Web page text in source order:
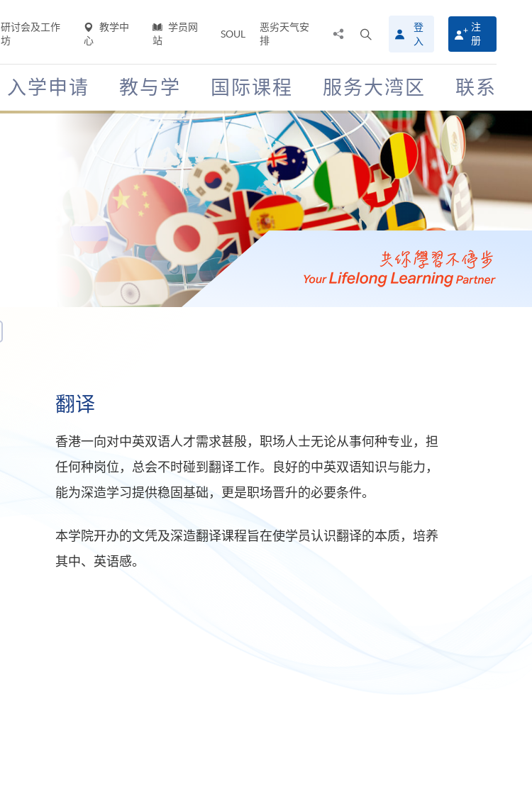
研讨会及工作
坊
教学中
心
学员网
站
SOUL
恶劣天气安
排
搜
寻
介
面
登
入
注
册
入学申请 教与学 国际课程 服务大湾区 联系
翻译
香港一向对中英双语人才需求甚殷，职场人士无论从事何种专业，担
任何种岗位，总会不时碰到翻译工作。良好的中英双语知识与能力，
能为深造学习提供稳固基础，更是职场晋升的必要条件。
本学院开办的文凭及深造翻译课程旨在使学员认识翻译的本质，培养
其中、英语感。